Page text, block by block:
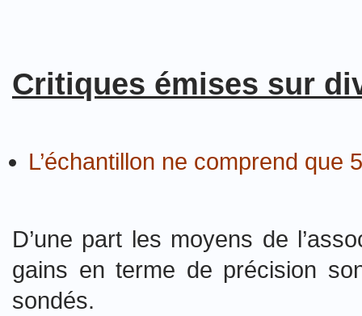
Critiques émises sur
L’échantillon ne comprend que
D’une part les moyens de
gains en terme de précision
sondés.